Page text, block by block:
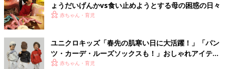
ょうだいげんかvs食い止めようとする母の困惑の日々
赤ちゃん・育児
ユニクロキッズ「春先の肌寒い日に大活躍！」「パン
ツ・カーデ・ルーズソックスも！」おしゃれアイテム
5選赤ちゃん・育児